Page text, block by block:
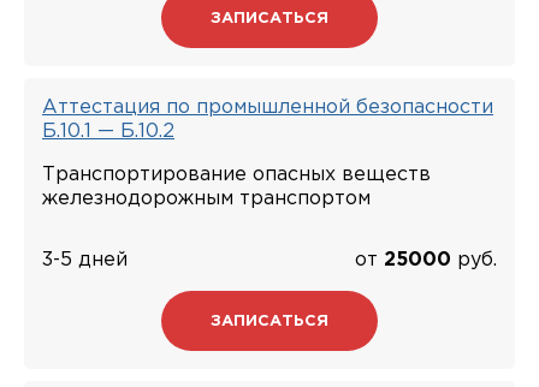
ЗАПИСАТЬСЯ
Аттестация по промышленной безопасности
Б.10.1 — Б.10.2
Транспортирование опасных веществ
железнодорожным транспортом
3-5 дней от 25000 руб.
ЗАПИСАТЬСЯ